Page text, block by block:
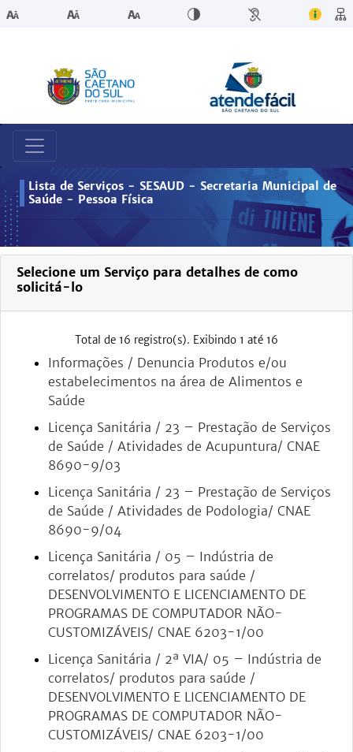
Lista de Serviços - SESAUD - Secretaria Municipal de
Saúde - Pessoa Física
Selecione um Serviço para detalhes de como
solicitá-lo
Total de 16 registro(s). Exibindo 1 até 16
Informações / Denuncia Produtos e/ou
estabelecimentos na área de Alimentos e
Saúde
Licença Sanitária / 23 – Prestação de Serviços
de Saúde / Atividades de Acupuntura/ CNAE
8690-9/03
Licença Sanitária / 23 – Prestação de Serviços
de Saúde / Atividades de Podologia/ CNAE
8690-9/04
Licença Sanitária / 05 – Indústria de
correlatos/ produtos para saúde /
DESENVOLVIMENTO E LICENCIAMENTO DE
PROGRAMAS DE COMPUTADOR NÃO-
CUSTOMIZÁVEIS/ CNAE 6203-1/00
Licença Sanitária / 2ª VIA/ 05 – Indústria de
correlatos/ produtos para saúde /
DESENVOLVIMENTO E LICENCIAMENTO DE
PROGRAMAS DE COMPUTADOR NÃO-
CUSTOMIZÁVEIS/ CNAE 6203-1/00